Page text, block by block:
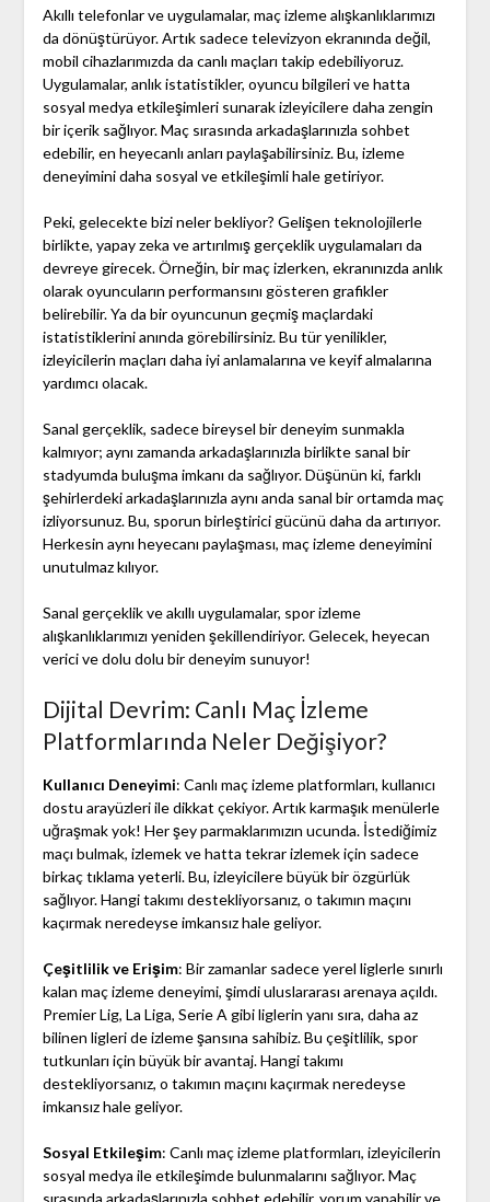
Akıllı telefonlar ve uygulamalar, maç izleme alışkanlıklarımızı
da dönüştürüyor. Artık sadece televizyon ekranında değil,
mobil cihazlarımızda da canlı maçları takip edebiliyoruz.
Uygulamalar, anlık istatistikler, oyuncu bilgileri ve hatta
sosyal medya etkileşimleri sunarak izleyicilere daha zengin
bir içerik sağlıyor. Maç sırasında arkadaşlarınızla sohbet
edebilir, en heyecanlı anları paylaşabilirsiniz. Bu, izleme
deneyimini daha sosyal ve etkileşimli hale getiriyor.
Peki, gelecekte bizi neler bekliyor? Gelişen teknolojilerle
birlikte, yapay zeka ve artırılmış gerçeklik uygulamaları da
devreye girecek. Örneğin, bir maç izlerken, ekranınızda anlık
olarak oyuncuların performansını gösteren grafikler
belirebilir. Ya da bir oyuncunun geçmiş maçlardaki
istatistiklerini anında görebilirsiniz. Bu tür yenilikler,
izleyicilerin maçları daha iyi anlamalarına ve keyif almalarına
yardımcı olacak.
Sanal gerçeklik, sadece bireysel bir deneyim sunmakla
kalmıyor; aynı zamanda arkadaşlarınızla birlikte sanal bir
stadyumda buluşma imkanı da sağlıyor. Düşünün ki, farklı
şehirlerdeki arkadaşlarınızla aynı anda sanal bir ortamda maç
izliyorsunuz. Bu, sporun birleştirici gücünü daha da artırıyor.
Herkesin aynı heyecanı paylaşması, maç izleme deneyimini
unutulmaz kılıyor.
Sanal gerçeklik ve akıllı uygulamalar, spor izleme
alışkanlıklarımızı yeniden şekillendiriyor. Gelecek, heyecan
verici ve dolu dolu bir deneyim sunuyor!
Dijital Devrim: Canlı Maç İzleme
Platformlarında Neler Değişiyor?
Kullanıcı Deneyimi: Canlı maç izleme platformları, kullanıcı
dostu arayüzleri ile dikkat çekiyor. Artık karmaşık menülerle
uğraşmak yok! Her şey parmaklarımızın ucunda. İstediğimiz
maçı bulmak, izlemek ve hatta tekrar izlemek için sadece
birkaç tıklama yeterli. Bu, izleyicilere büyük bir özgürlük
sağlıyor. Hangi takımı destekliyorsanız, o takımın maçını
kaçırmak neredeyse imkansız hale geliyor.
Çeşitlilik ve Erişim: Bir zamanlar sadece yerel liglerle sınırlı
kalan maç izleme deneyimi, şimdi uluslararası arenaya açıldı.
Premier Lig, La Liga, Serie A gibi liglerin yanı sıra, daha az
bilinen ligleri de izleme şansına sahibiz. Bu çeşitlilik, spor
tutkunları için büyük bir avantaj. Hangi takımı
destekliyorsanız, o takımın maçını kaçırmak neredeyse
imkansız hale geliyor.
Sosyal Etkileşim: Canlı maç izleme platformları, izleyicilerin
sosyal medya ile etkileşimde bulunmalarını sağlıyor. Maç